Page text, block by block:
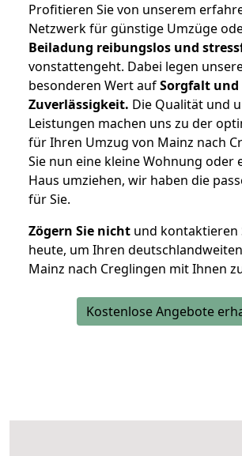
Profitieren Sie von unserem
Netzwerk für günstige Umzüge
Beiladung reibungslos und
vonstattengeht. Dabei legen
besonderen Wert aufSorgfalt und
Zuverlässigkeit. Die Qualität und
Leistungen machen uns zu der
für Ihren Umzug von Mainz nach
Sie nun eine kleine Wohnung oder
Haus umziehen, wir haben die
für Sie.
Zögern Sie nicht und kontaktieren
heute, um Ihren
Mainz nach Creglingen mit Ihnen
Kostenlose Angebote